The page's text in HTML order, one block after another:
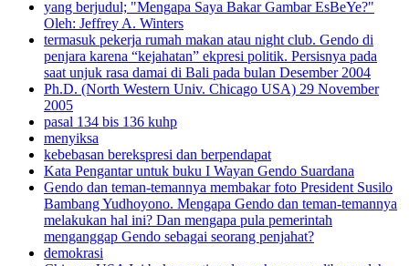
yang berjudul; "Mengapa Saya Bakar Gambar EsBeYe?"
Oleh: Jeffrey A. Winters
termasuk pekerja rumah makan atau night club. Gendo di
penjara karena “kejahatan” ekpresi politik. Persisnya pada
saat unjuk rasa damai di Bali pada bulan Desember 2004
Ph.D. (North Western Univ. Chicago USA) 29 November
2005
pasal 134 bis 136 kuhp
menyiksa
kebebasan berekspresi dan berpendapat
Kata Pengantar untuk buku I Wayan Gendo Suardana
Gendo dan teman-temannya membakar foto President Susilo
Bambang Yudhoyono. Mengapa Gendo dan teman-temannya
melakukan hal ini? Dan mengapa pula pemerintah
menganggap Gendo sebagai seorang penjahat?
demokrasi